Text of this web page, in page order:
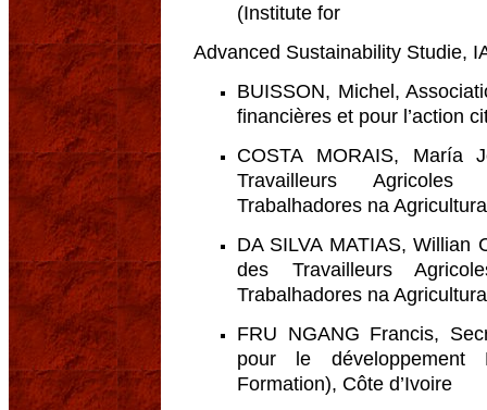
(Institute for
Advanced Sustainability Studie,
BUISSON, Michel,
financières et pour l’action
COSTA MORAIS, María
Travailleurs Agricoles
Trabalhadores na
DA SILVA MATIAS, Willian
des Travailleurs
Trabalhadores na
FRU NGANG Francis,
pour le développement
Formation), Côte d’Ivoire